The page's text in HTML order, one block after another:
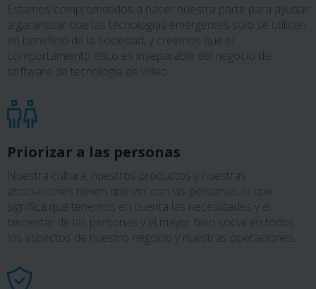
Estamos comprometidos a hacer nuestra parte para ayudar
a garantizar que las tecnologías emergentes solo se utilicen
en beneficio de la sociedad, y creemos que el
comportamiento ético es inseparable del negocio del
software de tecnología de vídeo.
Priorizar a las personas
Nuestra cultura, nuestros productos y nuestras
asociaciones tienen que ver con las personas, lo que
significa que tenemos en cuenta las necesidades y el
bienestar de las personas y el mayor bien social en todos
los aspectos de nuestro negocio y nuestras operaciones.